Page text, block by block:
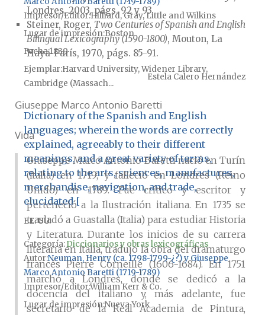
Londres, 2003, págs. 92 y 93.
Steiner, Roger, Two Centuries of Spanish and English
Bilingual Lexicography (1590-1800), Mouton, La
Haya-París, 1970, págs. 85-91.
Estela Calero Hernández
Giuseppe Marco Antonio Baretti
Vida
Giuseppe Marco Antonio Baretti nació en Turín
(Italia) en 1719, y falleció en Londres (Reino
Unido) en 1789. Fue crítico y escritor y
perteneció a la Ilustración italiana. En 1735 se
trasladó a Guastalla (Italia) para estudiar Historia
y Literatura. Durante los inicios de su carrera
literaria en Italia, tradujo la obra del dramaturgo
francés Pierre Corneille (1606-1684). En 1751
marchó a Londres, donde se dedicó a la
docencia del italiano y, más adelante, fue
secretario de la Real Academia de Pintura,
Impresor/EditorHilliard, Gray, Little and Wilkins
Lugar de impresiónBoston
Fecha1839
Ejemplar Harvard University, Widener Library,
Cambridge (Massach...
Dictionary of the Spanish and English
languages; wherein the words are correctly
explained, agreeably to their different
meanings, and a great variety of terms,
relating to the arts, sciences, manufactures,
merchandise, navigation, and trade,
elucidated [
EE. UU.
Categoría:Diccionarios y obras lexicográficas
Autor Neuman, Henry (ca. 1798-1799-¿?) y Giuseppe
Marco Antonio Baretti (1719-1789)
Impresor/EditorWilliam Kerr & Co.
Lugar de impresiónNueva York